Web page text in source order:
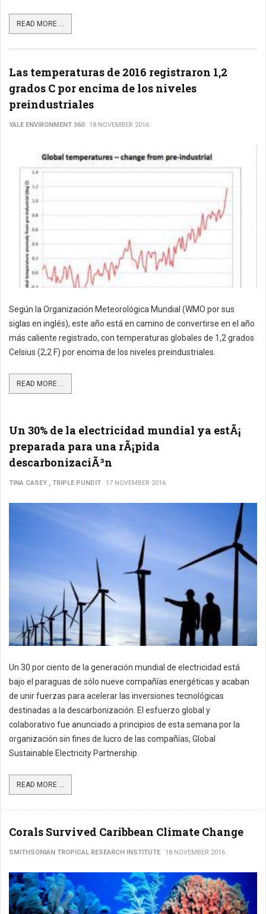
READ MORE ...
Las temperaturas de 2016 registraron 1,2
grados C por encima de los niveles
preindustriales
YALE ENVIRONMENT 360 18 NOVEMBER 2016
Según la Organización Meteorológica Mundial (WMO por sus
siglas en inglés), este año está en camino de convertirse en el año
más caliente registrado, con temperaturas globales de 1,2 grados
Celsius (2,2 F) por encima de los niveles preindustriales.
READ MORE ...
Un 30% de la electricidad mundial ya estÃ¡
preparada para una rÃ¡pida
descarbonizaciÃ³n
TINA CASEY , TRIPLE PUNDIT 17 NOVEMBER 2016
Un 30 por ciento de la generación mundial de electricidad está
bajo el paraguas de sólo nueve compañías energéticas y acaban
de unir fuerzas para acelerar las inversiones tecnológicas
destinadas a la descarbonización. El esfuerzo global y
colaborativo fue anunciado a principios de esta semana por la
organización sin fines de lucro de las compañías, Global
Sustainable Electricity Partnership.
READ MORE ...
Corals Survived Caribbean Climate Change
SMITHSONIAN TROPICAL RESEARCH INSTITUTE 18 NOVEMBER 2016